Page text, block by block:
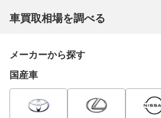
車買取相場を調べる
メーカーから探す
国産車